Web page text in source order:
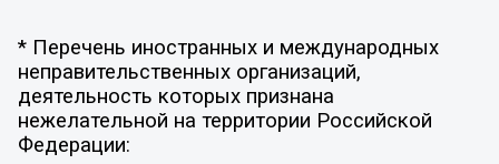
* Перечень иностранных и международных
неправительственных организаций,
деятельность которых признана
нежелательной на территории Российской
Федерации: